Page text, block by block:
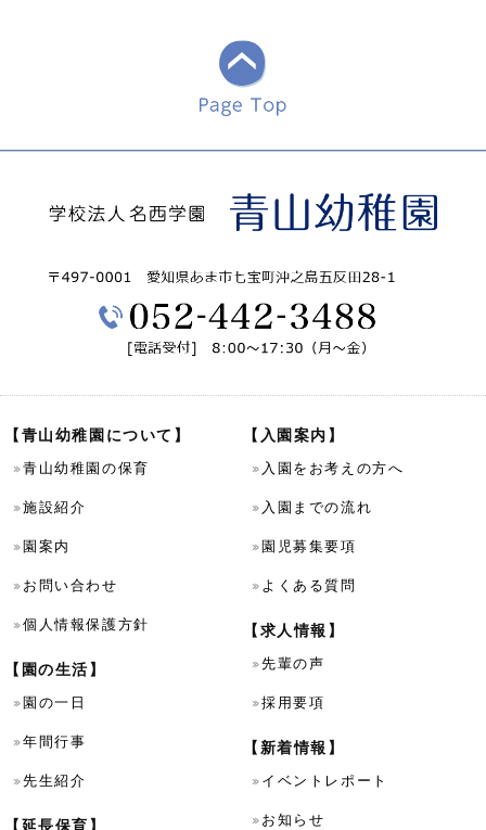
【青山幼稚園について】
青山幼稚園の保育
施設紹介
園案内
お問い合わせ
個人情報保護方針
【園の生活】
園の一日
年間行事
先生紹介
【延長保育】
【入園案内】
入園をお考えの方へ
入園までの流れ
園児募集要項
よくある質問
【求人情報】
先輩の声
採用要項
【新着情報】
イベントレポート
お知らせ